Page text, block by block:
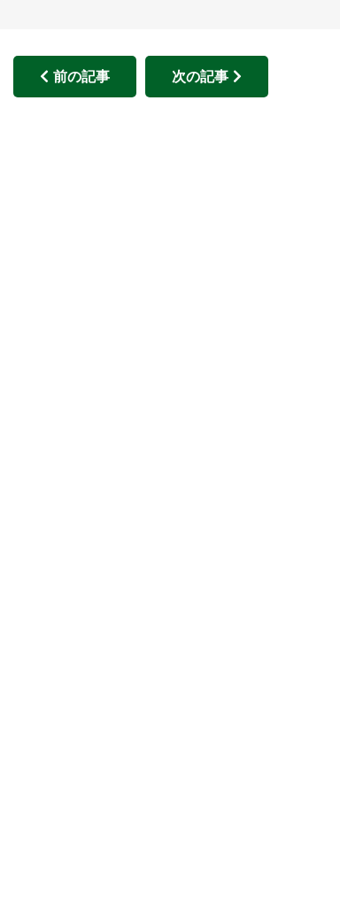
前の記事 次の記事